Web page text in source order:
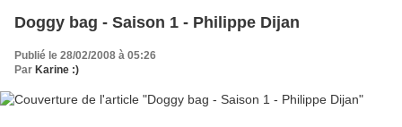
Doggy bag - Saison 1 - Philippe Dijan
Publié le 28/02/2008 à 05:26
Par Karine :)